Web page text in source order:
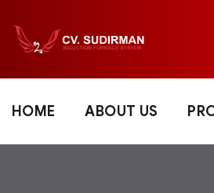
HOME ABOUT US